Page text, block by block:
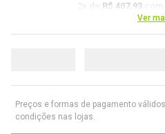
2
R$ 407,93com
3x deR$ 273,39com
Ver
Preços e formas de pagamento
condições nas lojas.